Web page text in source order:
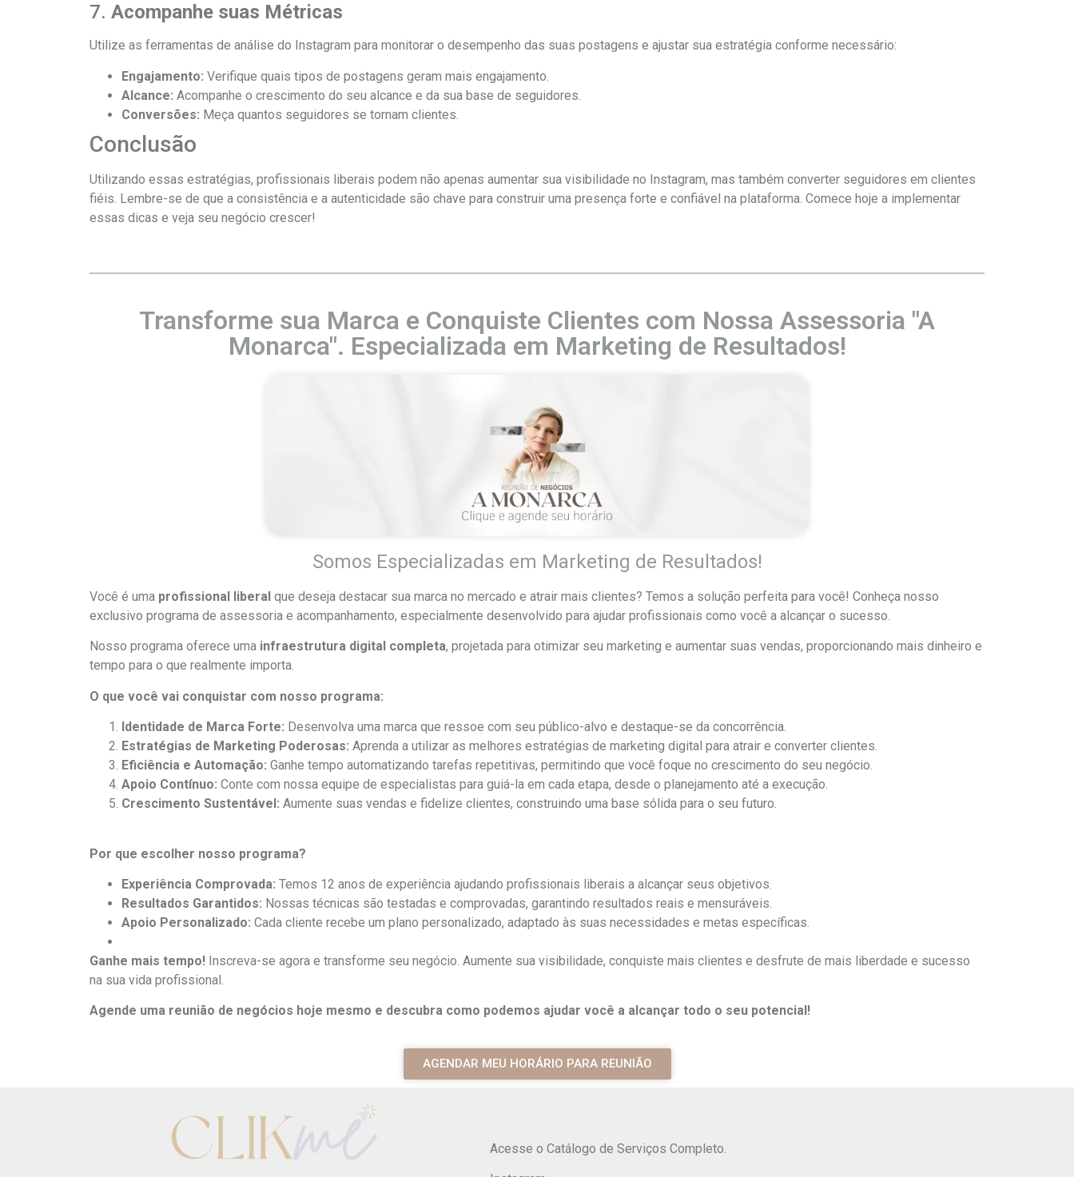
7. Acompanhe suas Métricas
Utilize as ferramentas de análise do Instagram para monitorar o desempenho das suas postagens e ajustar sua estratégia conforme necessário:
Engajamento: Verifique quais tipos de postagens geram mais engajamento.
Alcance: Acompanhe o crescimento do seu alcance e da sua base de seguidores.
Conversões: Meça quantos seguidores se tornam clientes.
Conclusão
Utilizando essas estratégias, profissionais liberais podem não apenas aumentar sua visibilidade no Instagram, mas também converter seguidores em clientes
fiéis. Lembre-se de que a consistência e a autenticidade são chave para construir uma presença forte e confiável na plataforma. Comece hoje a implementar
essas dicas e veja seu negócio crescer!
Transforme sua Marca e Conquiste Clientes com Nossa Assessoria "A
Monarca". Especializada em Marketing de Resultados!
Somos Especializadas em Marketing de Resultados!
Você é uma profissional liberal que deseja destacar sua marca no mercado e atrair mais clientes? Temos a solução perfeita para você! Conheça nosso
exclusivo programa de assessoria e acompanhamento, especialmente desenvolvido para ajudar profissionais como você a alcançar o sucesso.
Nosso programa oferece uma infraestrutura digital completa, projetada para otimizar seu marketing e aumentar suas vendas, proporcionando mais dinheiro e
tempo para o que realmente importa.
O que você vai conquistar com nosso programa:
Identidade de Marca Forte: Desenvolva uma marca que ressoe com seu público-alvo e destaque-se da concorrência.
Estratégias de Marketing Poderosas: Aprenda a utilizar as melhores estratégias de marketing digital para atrair e converter clientes.
Eficiência e Automação: Ganhe tempo automatizando tarefas repetitivas, permitindo que você foque no crescimento do seu negócio.
Apoio Contínuo: Conte com nossa equipe de especialistas para guiá-la em cada etapa, desde o planejamento até a execução.
Crescimento Sustentável: Aumente suas vendas e fidelize clientes, construindo uma base sólida para o seu futuro.
Por que escolher nosso programa?
Experiência Comprovada: Temos 12 anos de experiência ajudando profissionais liberais a alcançar seus objetivos.
Resultados Garantidos: Nossas técnicas são testadas e comprovadas, garantindo resultados reais e mensuráveis.
Apoio Personalizado: Cada cliente recebe um plano personalizado, adaptado às suas necessidades e metas específicas.
Ganhe mais tempo! Inscreva-se agora e transforme seu negócio. Aumente sua visibilidade, conquiste mais clientes e desfrute de mais liberdade e sucesso
na sua vida profissional.
Agende uma reunião de negócios hoje mesmo e descubra como podemos ajudar você a alcançar todo o seu potencial!
AGENDAR MEU HORÁRIO PARA REUNIÃO
Acesse o Catálogo de Serviços Completo.